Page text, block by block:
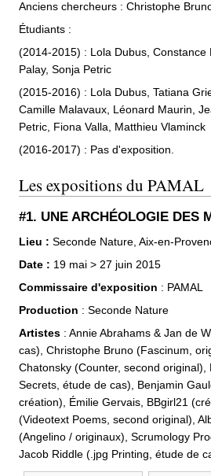
Anciens chercheurs : Christophe
Étudiants :
(2014-2015) : Lola Dubus, Constance
Palay, Sonja Petric
(2015-2016) : Lola Dubus, Tatiana
Camille Malavaux, Léonard Maurin,
Petric, Fiona Valla, Matthieu Vlaminck
(2016-2017) : Pas d'exposition.
Les expositions du PAMAL
#1. UNE ARCHÉOLOGIE DES
Lieu : Seconde Nature, Aix-en-
Date : 19 mai > 27 juin 2015
Commissaire d'exposition : PAMAL
Production : Seconde Nature
Artistes : Annie Abrahams & Jan de
cas), Christophe Bruno (Fascinum,
Chatonsky (Counter, second
Secrets, étude de cas), Benjamin
création), Émilie Gervais, BBgirl21
(Videotext Poems, second original),
(Angelino / originaux), Scrumology
Jacob Riddle (.jpg Printing, étude de